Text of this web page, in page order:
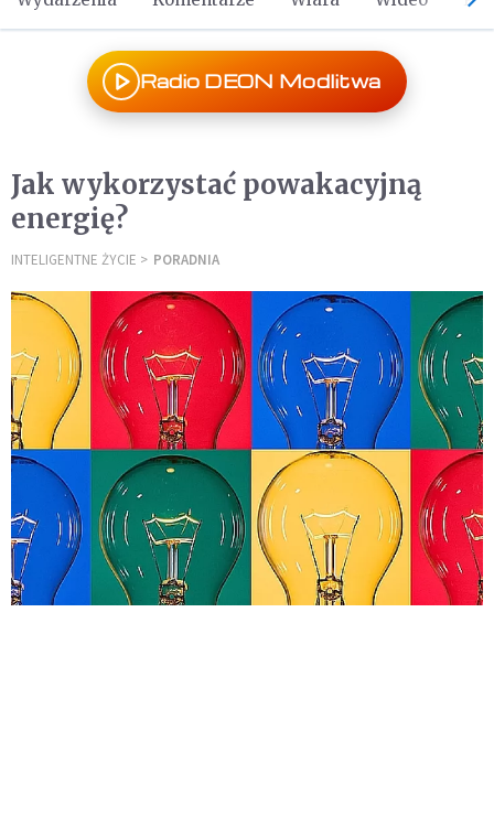
Radio DEON Modlitwa
Jak wykorzystać powakacyjną
energię?
INTELIGENTNE ŻYCIE PORADNIA